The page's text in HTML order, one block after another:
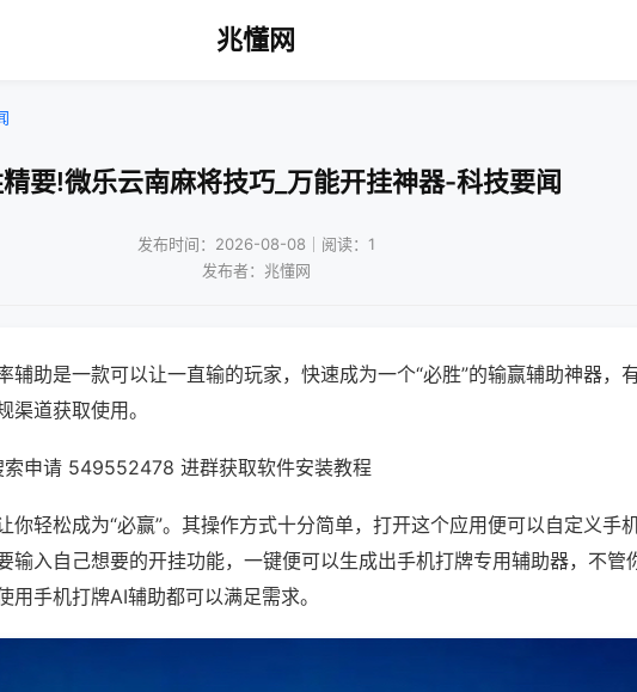
兆懂网
要!微乐云南麻将技巧_万能开挂神器-科技要闻
发布时间：2026-08-08｜阅读：1
发布者：兆懂网
辅助是一款可以让一直输的玩家，快速成为一个“必胜”的输赢辅助神器，
渠道获取使用。
索申请 549552478 进群获取软件安装教程
你轻松成为“必赢”。其操作方式十分简单，打开这个应用便可以自定义手
输入自己想要的开挂功能，一键便可以生成出手机打牌专用辅助器，不管
用手机打牌AI辅助都可以满足需求。